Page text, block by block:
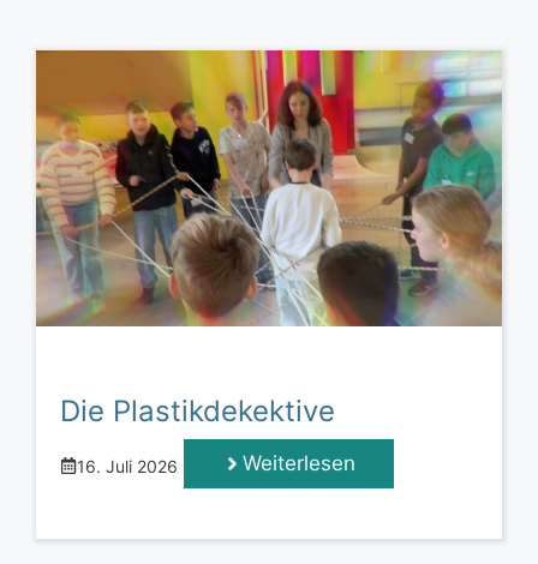
Die Plastikdekektive
16. Juli 2026 Weiterlesen